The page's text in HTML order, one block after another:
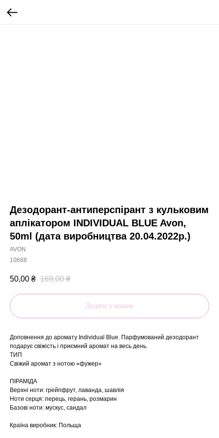
Дезодорант-антиперспірант з кульковим
аплікатором INDIVIDUAL BLUE Avon,
50ml (дата виробництва 20.04.2022р.)
AVON
10688
50,00 ₴ 169,00 ₴
Додати у кошик
Доповнення до аромату Individual Blue. Парфумований дезодорант
подарує свіжість і приємний аромат на весь день.
ТИП
Свіжий аромат з нотою «фужер»
ПІРАМІДА
Верхні ноти: грейпфрут, лаванда, шавлія
Ноти серця: перець, герань, розмарин
Базові ноти: мускус, сандал
Країна виробник: Польща